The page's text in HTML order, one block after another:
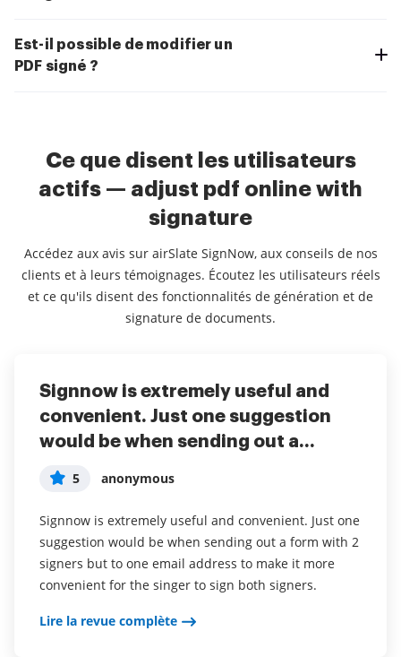
Est-il possible de modifier un
PDF signé ?
Ce que disent les utilisateurs
actifs — adjust pdf online with
signature
Accédez aux avis sur airSlate SignNow, aux conseils de nos
clients et à leurs témoignages. Écoutez les utilisateurs réels
et ce qu'ils disent des fonctionnalités de génération et de
signature de documents.
Signnow is extremely useful and
convenient. Just one suggestion
would be when sending out a...
5 anonymous
Signnow is extremely useful and convenient. Just one
suggestion would be when sending out a form with 2
signers but to one email address to make it more
convenient for the singer to sign both signers.
Lire la revue complète
Easy to use. Great storage of
documents. Excellent workflow
when requesting signatures of th...
5 Luis A. P
Easy to use. Great storage of documents. Excellent
workflow when requesting signatures of third
parties. Good mobile app, allows signing in blue
colored ink. Web based app should allow signing in
Is a great tool to utilize for signing
documents and very convenient
especially during the p...
5 Brenda L
Is a great tool to utilize for signing documents and
very convenient especially during the pandemic
and/or getting documents signed from those out of
town.
Lire la revue complète